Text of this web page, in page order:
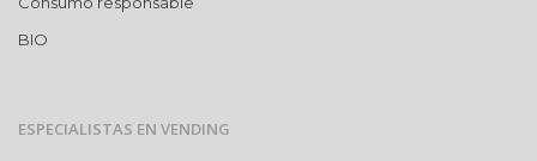
BIO
ESPECIALISTAS EN VENDING